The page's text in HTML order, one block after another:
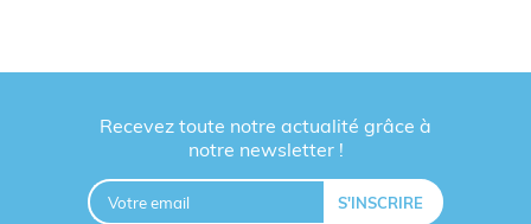
Recevez toute notre actualité grâce à
notre newsletter !